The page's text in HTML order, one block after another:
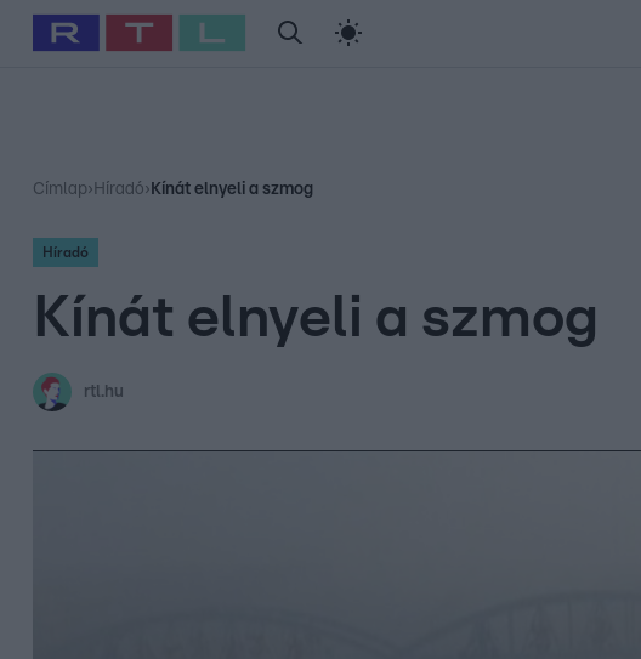
Babits Marcella Szellő István Most Wanted
Címlap› Híradó› Kínát elnyeli a szmog
Híradó
Kínát elnyeli a szmog
rtl.hu